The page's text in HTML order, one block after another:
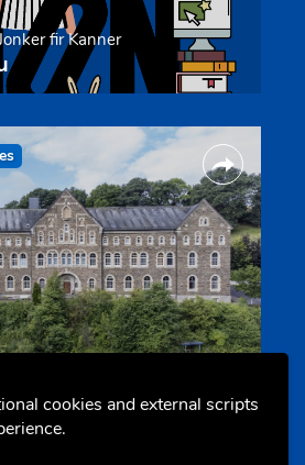
cookies and external scripts
fir Kanner